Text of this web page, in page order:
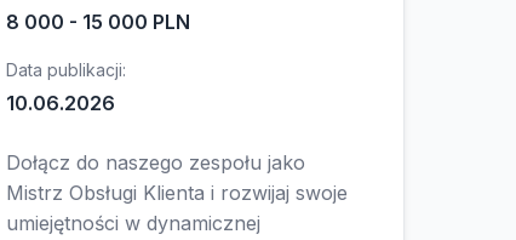
8 000 - 15 000 PLN
Data publikacji:
10.06.2026
Dołącz do naszego zespołu jako
Mistrz Obsługi Klienta i rozwijaj swoje
umiejętności w dynamicznej